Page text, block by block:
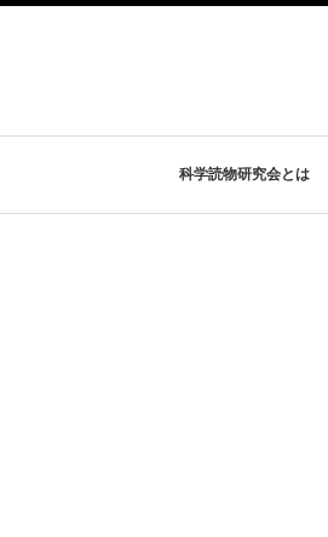
科学読物研究会とは